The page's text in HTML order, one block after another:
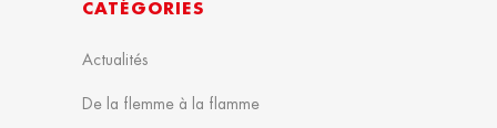
CATÉGORIES
Actualités
De la flemme à la flamme